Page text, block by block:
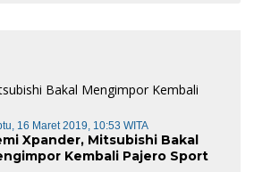
16 Maret 2019, 10:53 WITA
Xpander, Mitsubishi Bakal
Kembali Pajero Sport